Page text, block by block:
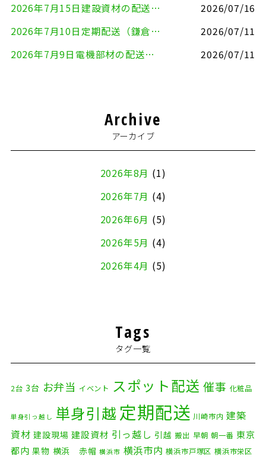
2026年7月15日建設資材の配送（横浜市金沢区⇒横須賀市）
2026/07/16
2026年7月10日定期配送（鎌倉市⇔大田区）
2026/07/11
2026年7月9日電機部材の配送（横浜市戸塚区⇒品川区）
2026/07/11
Archive
アーカイブ
2026年8月 (1)
2026年7月 (4)
2026年6月 (5)
2026年5月 (4)
2026年4月 (5)
2026年1月
2025年11月(4)
2025年10月(9)
2025年9月
2025年8月(2)
Tags
タグ一覧
2台 3台 お弁当 イベント スポット配送 催事 化粧品
単身引っ越し 単身引越 定期配送 川崎市内 建築
資材 建設現場 建設資材 引っ越し 引越 搬出 早朝 朝一番 東京
都内 果物 横浜 赤帽 横浜市 横浜市内 横浜市戸塚区 横浜市栄区